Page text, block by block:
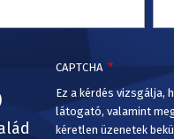
CAPTCHA
Ez a kérdés vizsgálja,
látogató, valamint
kéretlen üzenetek